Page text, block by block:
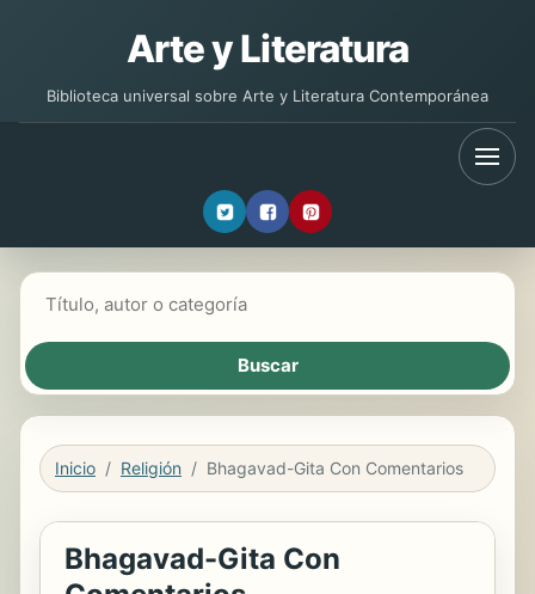
Arte y Literatura
Biblioteca universal sobre Arte y Literatura Contemporánea
Inicio Religión Bhagavad-Gita Con Comentarios
Bhagavad-Gita Con